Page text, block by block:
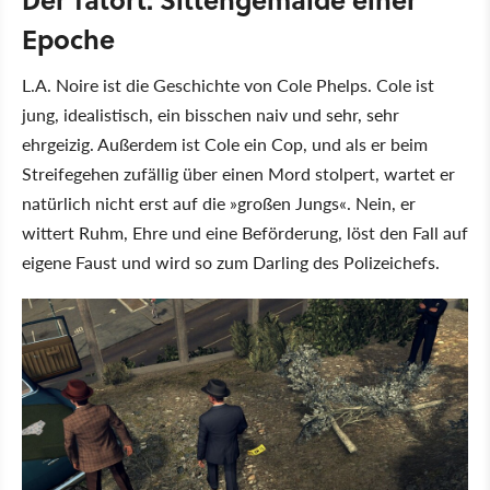
Epoche
L.A. Noire ist die Geschichte von Cole Phelps. Cole ist
jung, idealistisch, ein bisschen naiv und sehr, sehr
ehrgeizig. Außerdem ist Cole ein Cop, und als er beim
Streifegehen zufällig über einen Mord stolpert, wartet er
natürlich nicht erst auf die »großen Jungs«. Nein, er
wittert Ruhm, Ehre und eine Beförderung, löst den Fall auf
eigene Faust und wird so zum Darling des Polizeichefs.